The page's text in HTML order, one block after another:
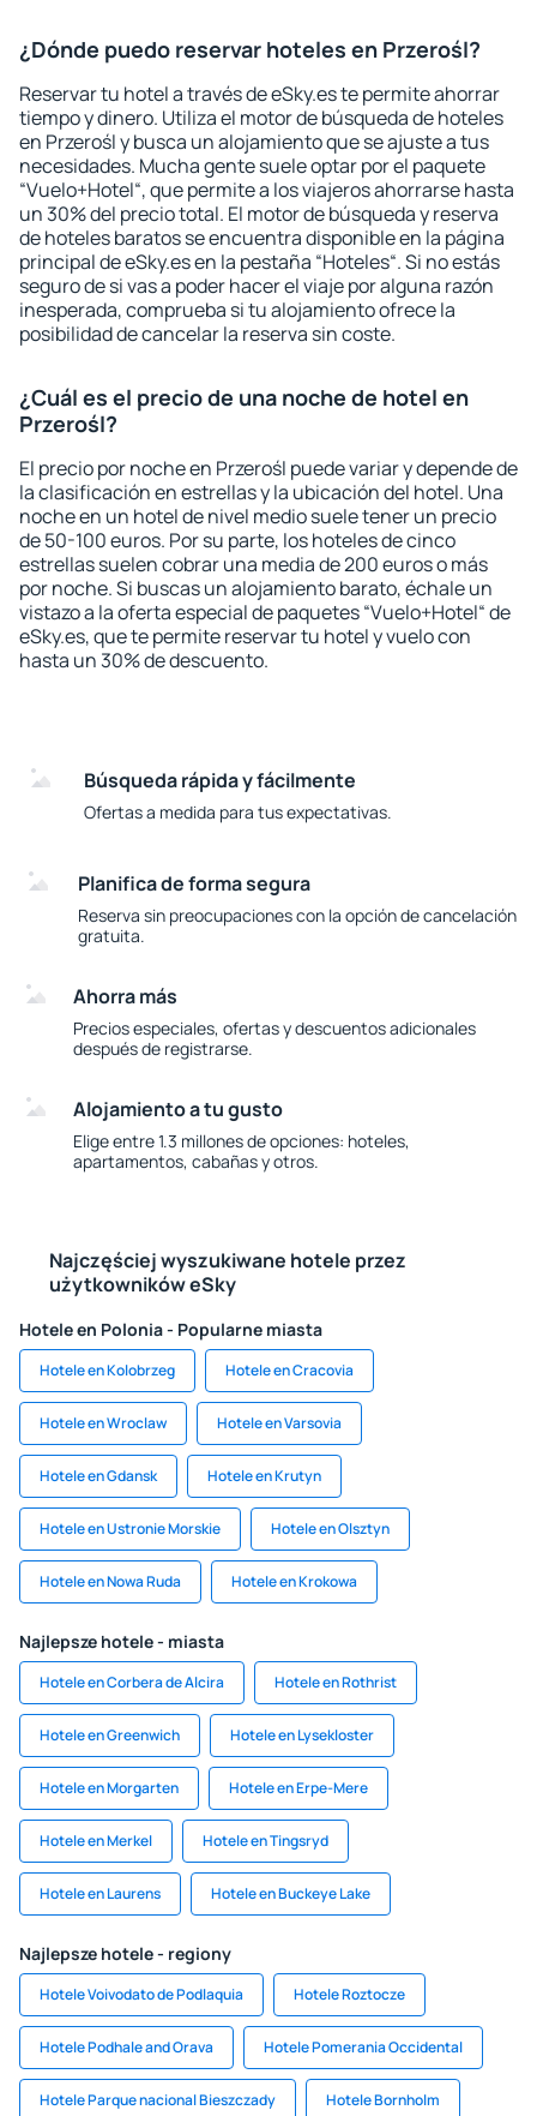
¿Dónde puedo reservar hoteles en Przerośl?
Reservar tu hotel a través de eSky.es te permite ahorrar
tiempo y dinero. Utiliza el motor de búsqueda de hoteles
en Przerośl y busca un alojamiento que se ajuste a tus
necesidades. Mucha gente suele optar por el paquete
“Vuelo+Hotel“, que permite a los viajeros ahorrarse hasta
un 30% del precio total. El motor de búsqueda y reserva
de hoteles baratos se encuentra disponible en la página
principal de eSky.es en la pestaña “Hoteles“. Si no estás
seguro de si vas a poder hacer el viaje por alguna razón
inesperada, comprueba si tu alojamiento ofrece la
posibilidad de cancelar la reserva sin coste.
¿Cuál es el precio de una noche de hotel en
Przerośl?
El precio por noche en Przerośl puede variar y depende de
la clasificación en estrellas y la ubicación del hotel. Una
noche en un hotel de nivel medio suele tener un precio
de 50-100 euros. Por su parte, los hoteles de cinco
estrellas suelen cobrar una media de 200 euros o más
por noche. Si buscas un alojamiento barato, échale un
vistazo a la oferta especial de paquetes “Vuelo+Hotel“ de
eSky.es, que te permite reservar tu hotel y vuelo con
hasta un 30% de descuento.
Búsqueda rápida y fácilmente
Ofertas a medida para tus expectativas.
Planifica de forma segura
Reserva sin preocupaciones con la opción de cancelación
gratuita.
Ahorra más
Precios especiales, ofertas y descuentos adicionales
después de registrarse.
Alojamiento a tu gusto
Elige entre 1.3 millones de opciones: hoteles,
apartamentos, cabañas y otros.
Najczęściej wyszukiwane hotele przez
użytkowników eSky
Hotele en Polonia - Popularne miasta
Hotele en Kolobrzeg Hotele en Cracovia
Hotele en Wroclaw Hotele en Varsovia
Hotele en Gdansk Hotele en Krutyn
Hotele en Ustronie Morskie Hotele en Olsztyn
Hotele en Nowa Ruda Hotele en Krokowa
Najlepsze hotele - miasta
Hotele en Corbera de Alcira Hotele en Rothrist
Hotele en Greenwich Hotele en Lysekloster
Hotele en Morgarten Hotele en Erpe-Mere
Hotele en Merkel Hotele en Tingsryd
Hotele en Laurens Hotele en Buckeye Lake
Najlepsze hotele - regiony
Hotele Voivodato de Podlaquia Hotele Roztocze
Hotele Podhale and Orava Hotele Pomerania Occidental
Hotele Parque nacional Bieszczady Hotele Bornholm